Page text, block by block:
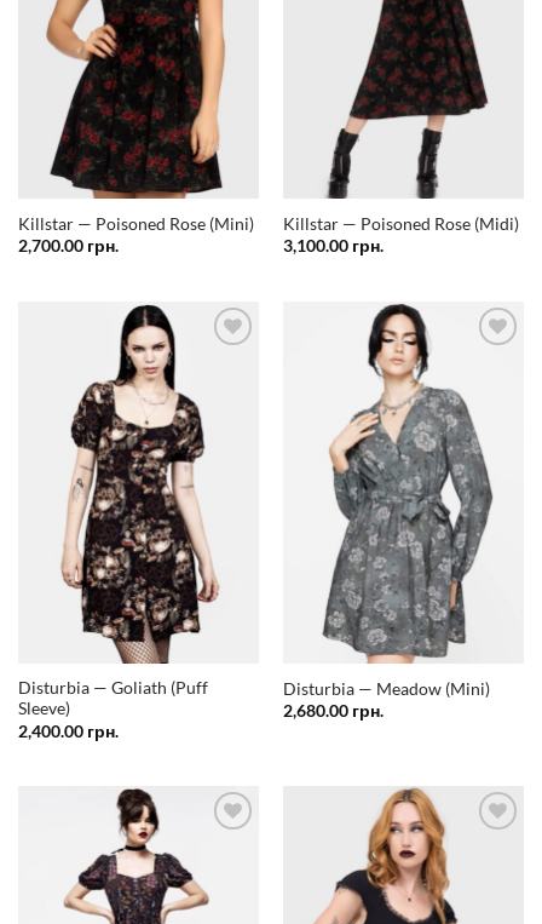
Killstar — Poisoned Rose (Mini)
2,700.00 грн.
Killstar — Poisoned Rose (Midi)
3,100.00 грн.
Додати
список
бажань
Disturbia — Goliath (Puff
Sleeve)
2,400.00 грн.
Додати
список
бажань
Disturbia — Meadow (Mini)
2,680.00 грн.
Додати